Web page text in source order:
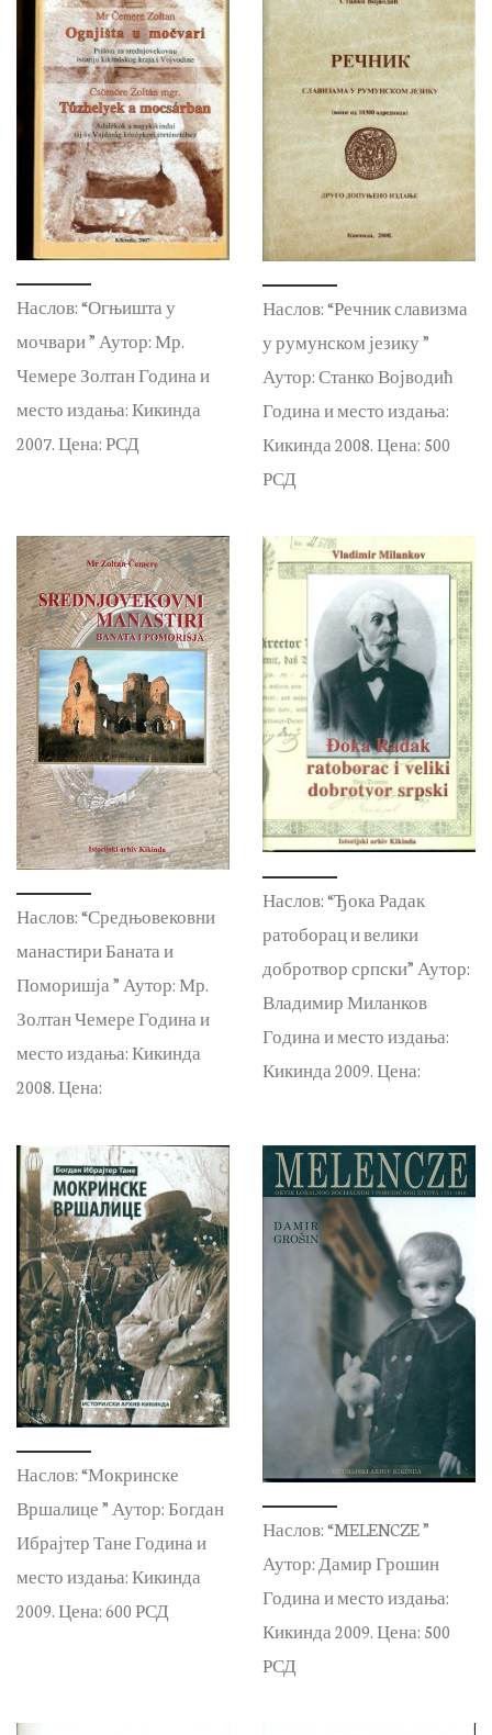
Наслов: “Огњишта у
мочвари ” Аутор: Мр.
Чемере Золтан Година и
место издања: Кикинда
2007. Цена: РСД
Наслов: “Речник славизма
у румунском језику ”
Аутор: Станко Војводић
Година и место издања:
Кикинда 2008. Цена: 500
РСД
Наслов: “Средњовековни
манастири Баната и
Поморишја ” Аутор: Мр.
Золтан Чемере Година и
место издања: Кикинда
2008. Цена:
Наслов: “Ђока Радак
ратоборац и велики
добротвор српски” Аутор:
Владимир Миланков
Година и место издања:
Кикинда 2009. Цена:
Наслов: “Мокринске
Вршалице ” Аутор: Богдан
Ибрајтер Тане Година и
место издања: Кикинда
2009. Цена: 600 РСД
Наслов: “MELENCZE ”
Аутор: Дамир Грошин
Година и место издања:
Кикинда 2009. Цена: 500
РСД